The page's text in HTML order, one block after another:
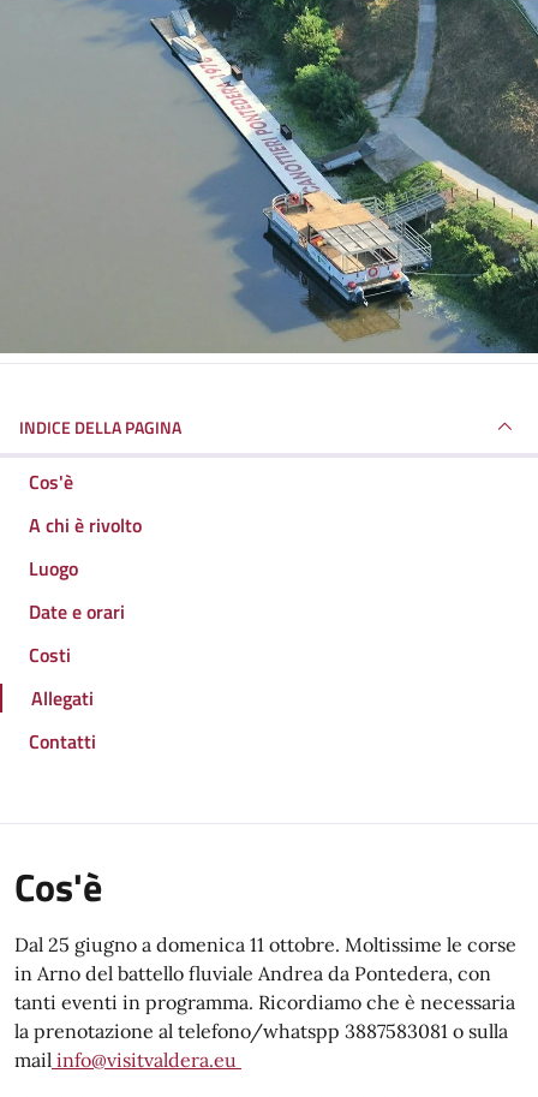
INDICE DELLA PAGINA
Cos'è
A chi è rivolto
Luogo
Date e orari
Costi
Allegati
Contatti
Cos'è
Dal 25 giugno a domenica 11 ottobre. Moltissime le corse
in Arno del battello fluviale Andrea da Pontedera, con
tanti eventi in programma. Ricordiamo che è necessaria
la prenotazione al telefono/whatspp 3887583081 o sulla
mail info@visitvaldera.eu